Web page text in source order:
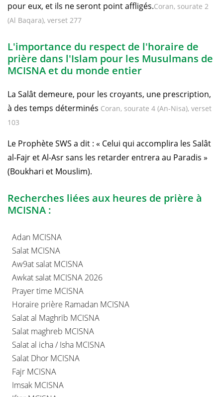
pour eux, et ils ne seront point affligés.Coran, sourate 2
(Al Baqara), verset 277
L'importance du respect de l'horaire de
prière dans l'Islam pour les Musulmans de
MCISNA et du monde entier
La Salât demeure, pour les croyants, une prescription,
à des temps déterminés Coran, sourate 4 (An-Nisa), verset
103
Le Prophète SWS a dit : « Celui qui accomplira les Salât
al-Fajr et Al-Asr sans les retarder entrera au Paradis »
(Boukhari et Mouslim).
Recherches liées aux heures de prière à
MCISNA :
Adan MCISNA
Salat MCISNA
Aw9at salat MCISNA
Awkat salat MCISNA 2026
Prayer time MCISNA
Horaire prière Ramadan MCISNA
Salat al Maghrib MCISNA
Salat maghreb MCISNA
Salat al icha / Isha MCISNA
Salat Dhor MCISNA
Fajr MCISNA
Imsak MCISNA